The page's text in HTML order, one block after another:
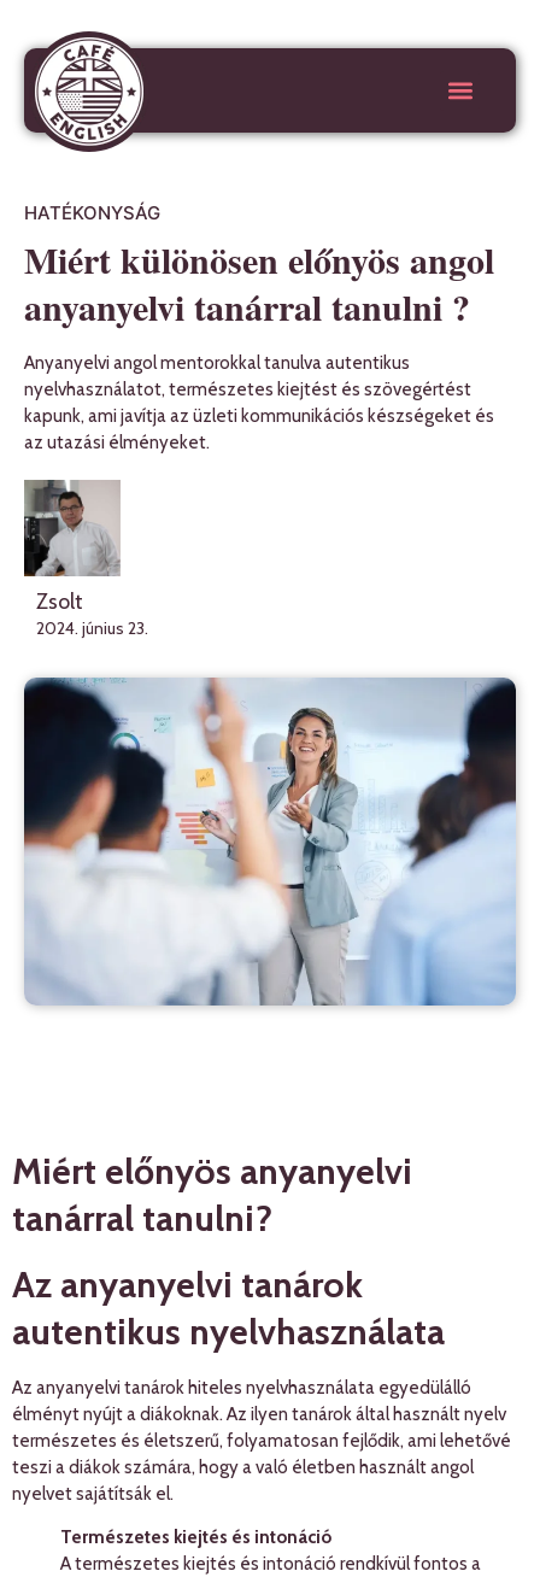
HATÉKONYSÁG
Miért különösen előnyös angol
anyanyelvi tanárral tanulni ?
Anyanyelvi angol mentorokkal tanulva autentikus
nyelvhasználatot, természetes kiejtést és szövegértést
kapunk, ami javítja az üzleti kommunikációs készségeket és
az utazási élményeket.
Zsolt
2024. június 23.
Miért előnyös anyanyelvi
tanárral tanulni?
Az anyanyelvi tanárok
autentikus nyelvhasználata
Az anyanyelvi tanárok hiteles nyelvhasználata egyedülálló
élményt nyújt a diákoknak. Az ilyen tanárok által használt nyelv
természetes és életszerű, folyamatosan fejlődik, ami lehetővé
teszi a diákok számára, hogy a való életben használt angol
nyelvet sajátítsák el.
Természetes kiejtés és intonáció
A természetes kiejtés és intonáció rendkívül fontos a